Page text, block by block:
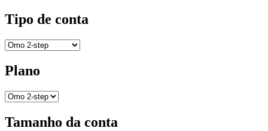
Tipo de conta
Plano
Tamanho da conta